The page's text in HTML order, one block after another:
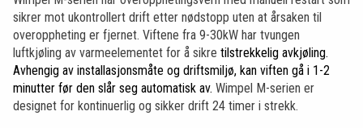
sikrer mot ukontrollert drift etter nødstopp uten at årsaken til
overoppheting er fjernet. Viftene fra 9-30kW har tvungen
luftkjøling av varmeelementet for å sikre tilstrekkelig avkjøling.
Avhengig av installasjonsmåte og driftsmiljø, kan viften gå i 1-2
minutter før den slår seg automatisk av. Wimpel M-serien er
designet for kontinuerlig og sikker drift 24 timer i strekk.